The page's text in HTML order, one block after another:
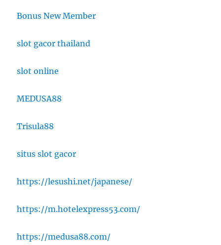
Bonus New Member
slot gacor thailand
slot online
MEDUSA88
Trisula88
situs slot gacor
https://lesushi.net/japanese/
https://m.hotelexpress53.com/
https://medusa88.com/